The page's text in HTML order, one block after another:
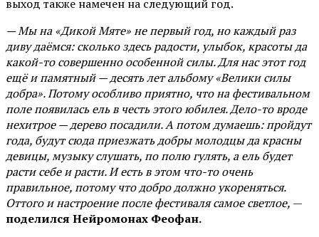
выход также намечен на следующий год.
— Мы на «Дикой Мяте» не первый год, но каждый раз
диву даёмся: сколько здесь радости, улыбок, красоты да
какой-то совершенно особенной силы. Для нас этот год
ещё и памятный — десять лет альбому «Велики силы
добра». Потому особливо приятно, что на фестивальном
поле появилась ель в честь этого юбилея. Дело-то вроде
нехитрое — дерево посадили. А потом думаешь: пройдут
года, будут сюда приезжать добры молодцы да красны
девицы, музыку слушать, по полю гулять, а ель будет
расти себе и расти. И есть в этом что-то очень
правильное, потому что добро должно укореняться.
Оттого и настроение после фестиваля самое светлое, —
поделился Нейромонах Феофан.